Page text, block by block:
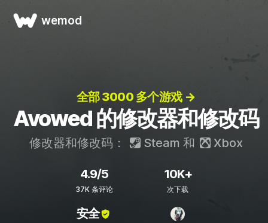
wemod
全部 3000 多个游戏 →
Avowed 的修改器和修改码
修改器和修改码： Steam 和 Xbox
4.9/5
37K 条评论
10K+
次下载
安全